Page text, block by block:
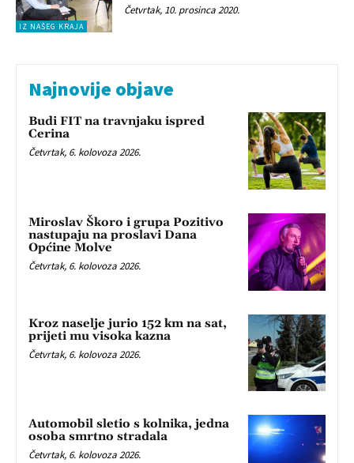
IZ NAŠEG KRAJA
Četvrtak, 10. prosinca 2020.
Najnovije objave
Budi FIT na travnjaku ispred
Cerina
Četvrtak, 6. kolovoza 2026.
Miroslav Škoro i grupa Pozitivo
nastupaju na proslavi Dana
Općine Molve
Četvrtak, 6. kolovoza 2026.
Kroz naselje jurio 152 km na sat,
prijeti mu visoka kazna
Četvrtak, 6. kolovoza 2026.
Automobil sletio s kolnika, jedna
osoba smrtno stradala
Četvrtak, 6. kolovoza 2026.